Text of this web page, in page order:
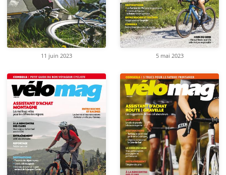
11 juin 2023 5 mai 2023